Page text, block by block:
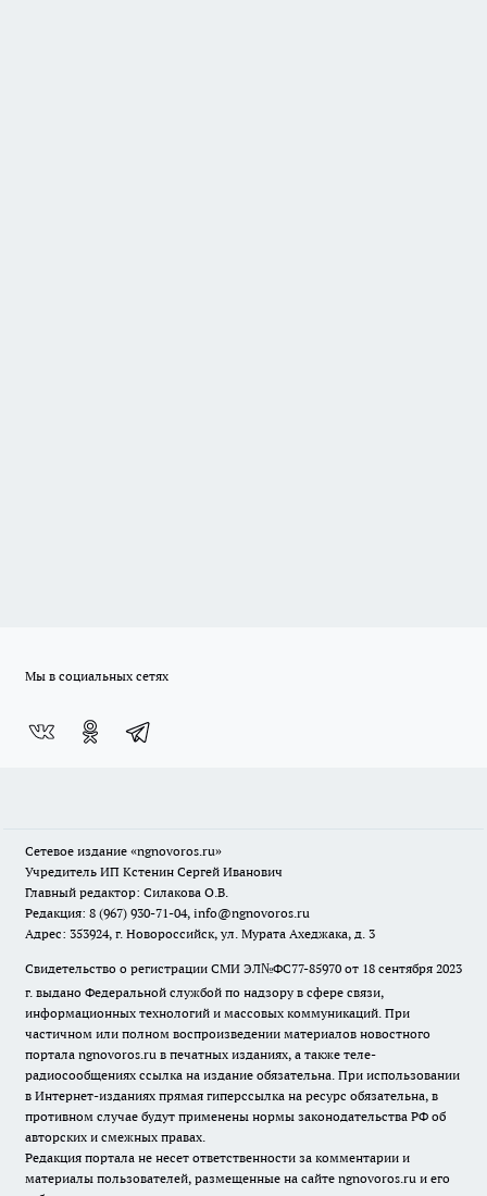
Мы в социальных сетях
Сетевое издание «ngnovoros.ru»
Учредитель ИП Кстенин Сергей Иванович
Главный редактор: Силакова О.В.
Редакция: 8 (967) 930-71-04, info@ngnovoros.ru
Адрес: 353924, г. Новороссийск, ул. Мурата Ахеджака, д. 3
Свидетельство о регистрации СМИ ЭЛ№ФС77-85970 от 18 сентября 2023
г. выдано Федеральной службой по надзору в сфере связи,
информационных технологий и массовых коммуникаций. При
частичном или полном воспроизведении материалов новостного
портала ngnovoros.ru в печатных изданиях, а также теле-
радиосообщениях ссылка на издание обязательна. При использовании
в Интернет-изданиях прямая гиперссылка на ресурс обязательна, в
противном случае будут применены нормы законодательства РФ об
авторских и смежных правах.
Редакция портала не несет ответственности за комментарии и
материалы пользователей, размещенные на сайте ngnovoros.ru и его